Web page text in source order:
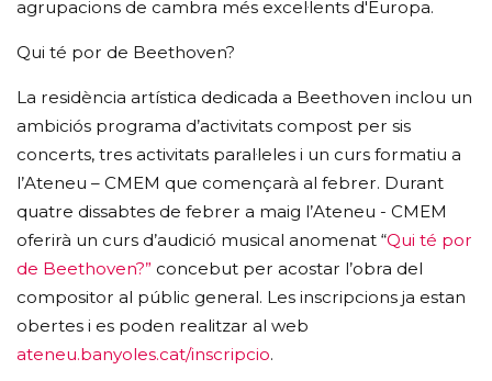
agrupacions de cambra més excel·lents d'Europa.
Qui té por de Beethoven?
La residència artística dedicada a Beethoven inclou un
ambiciós programa d’activitats compost per sis
concerts, tres activitats paral·leles i un curs formatiu a
l’Ateneu – CMEM que començarà al febrer. Durant
quatre dissabtes de febrer a maig l’Ateneu - CMEM
oferirà un curs d’audició musical anomenat “Qui té por
de Beethoven?” concebut per acostar l’obra del
compositor al públic general. Les inscripcions ja estan
obertes i es poden realitzar al web
ateneu.banyoles.cat/inscripcio.